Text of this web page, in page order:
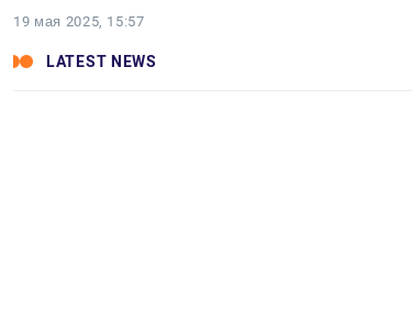
19 мая 2025, 15:57
LATEST NEWS